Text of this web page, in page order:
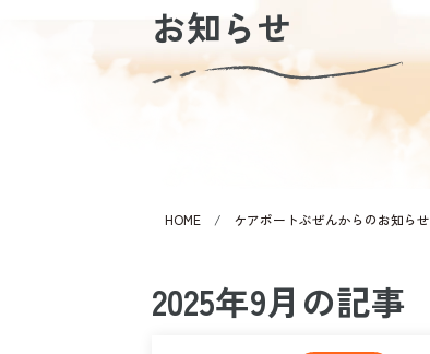
お知らせ
HOME / ケアポートぶぜんからのお知らせ
2025年9月の記事